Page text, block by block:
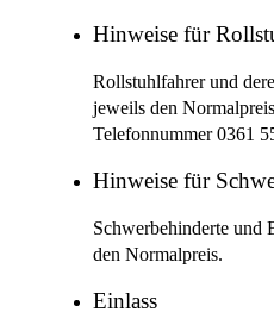
Hinweise für
Rollstuhlfahrer und
jeweils den
Telefonnummer 0361
Hinweise für
Schwerbehinderte und
den Normalpreis.
Einlass